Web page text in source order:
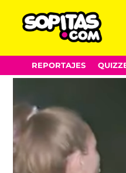
Skip
to
REPORTAJES